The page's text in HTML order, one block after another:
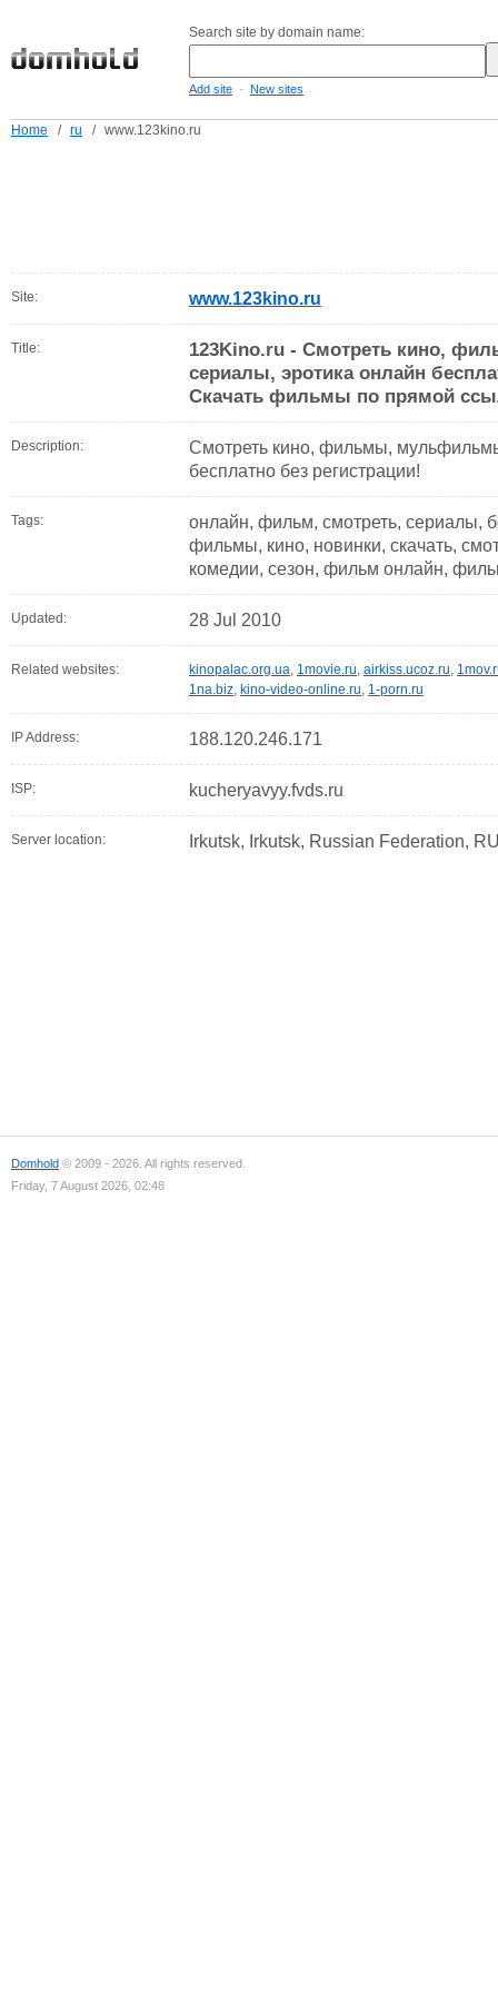
Search site by domain name:
Add site - New sites
Home / ru / www.123kino.ru
Site: www.123kino.ru
Title:
123Kino.ru - Смотреть кино,
сериалы, эротика онлайн
Скачать фильмы по прямой
Description:
Смотреть кино, фильмы,
бесплатно без регистрации!
Tags:
онлайн, фильм, смотреть, сериалы,
фильмы, кино, новинки, скачать,
комедии, сезон, фильм онлайн,
Updated: 28 Jul 2010
Related websites: kinopalac.org.ua, 1movie.ru, airkiss.ucoz.ru,
1na.biz, kino-video-online.ru, 1-porn.ru
IP Address: 188.120.246.171
ISP: kucheryavyy.fvds.ru
Server location: Irkutsk, Irkutsk, Russian Federation,
Domhold © 2009 - 2026. All rights reserved.
Friday, 7 August 2026, 02:48